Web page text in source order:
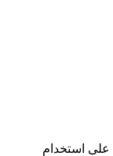
على استخدام